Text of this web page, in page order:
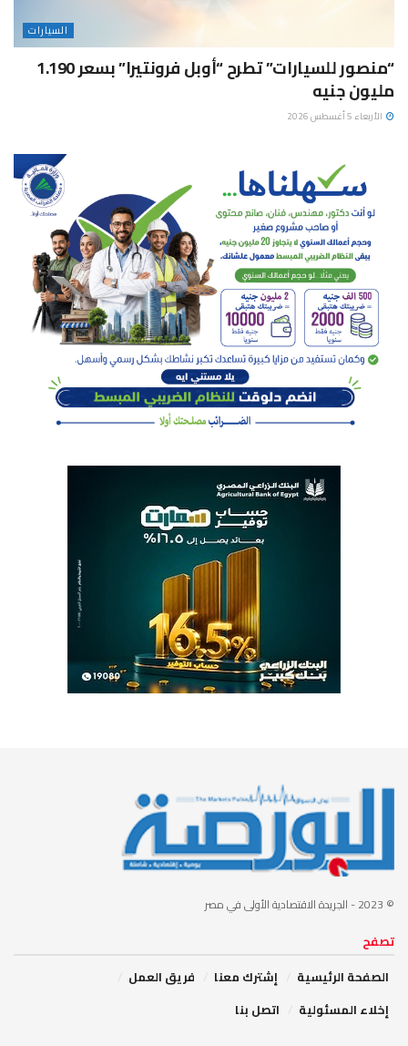
السيارات
“منصور للسيارات” تطرح “أوبل فرونتيرا” بسعر 1.190
مليون جنيه
الأربعاء 5 أغسطس 2026
© 2023 - الجريدة الاقتصادية الأولى في مصر
تصفح
الصفحة الرئيسية
إشترك معنا
فريق العمل
إخلاء المسئولية
اتصل بنا